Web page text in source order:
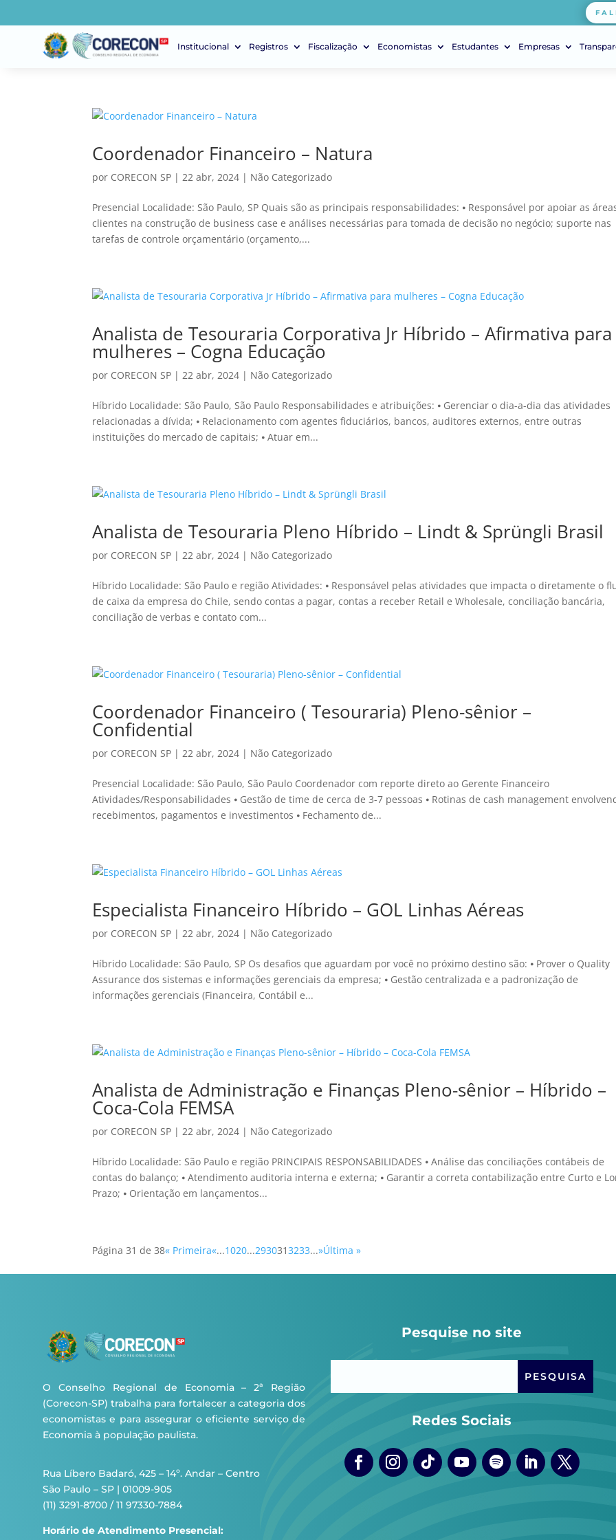
Institucional Registros Fiscalização Economistas Estudantes Empresas
Coordenador Financeiro – Natura
por CORECON SP |22 abr, 2024 | Não Categorizado
Presencial Localidade: São Paulo, SP Quais são as principais responsabilidades: ⦁ Responsável por apoiar as
clientes na construção de business case e análises necessárias para tomada de decisão no negócio; suporte nas
tarefas de controle orçamentário (orçamento,...
Analista de Tesouraria Corporativa Jr Híbrido – Afirmativa para
mulheres – Cogna Educação
por CORECON SP |22 abr, 2024 | Não Categorizado
Híbrido Localidade: São Paulo, São Paulo Responsabilidades e atribuições: ⦁ Gerenciar o dia-a-dia das atividades
relacionadas a dívida; ⦁ Relacionamento com agentes fiduciários, bancos, auditores externos, entre outras
instituições do mercado de capitais; ⦁ Atuar em...
Analista de Tesouraria Pleno Híbrido – Lindt & Sprüngli Brasil
por CORECON SP |22 abr, 2024 | Não Categorizado
Híbrido Localidade: São Paulo e região Atividades: ⦁ Responsável pelas atividades que impacta o diretamente o
de caixa da empresa do Chile, sendo contas a pagar, contas a receber Retail e Wholesale, conciliação bancária,
conciliação de verbas e contato com...
Coordenador Financeiro ( Tesouraria) Pleno-sênior –
Confidential
por CORECON SP |22 abr, 2024 | Não Categorizado
Presencial Localidade: São Paulo, São Paulo Coordenador com reporte direto ao Gerente Financeiro
Atividades/Responsabilidades ⦁ Gestão de time de cerca de 3-7 pessoas ⦁ Rotinas de cash management
recebimentos, pagamentos e investimentos ⦁ Fechamento de...
Especialista Financeiro Híbrido – GOL Linhas Aéreas
por CORECON SP |22 abr, 2024 | Não Categorizado
Híbrido Localidade: São Paulo, SP Os desafios que aguardam por você no próximo destino são: ⦁ Prover o Quality
Assurance dos sistemas e informações gerenciais da empresa; ⦁ Gestão centralizada e a padronização de
informações gerenciais (Financeira, Contábil e...
Analista de Administração e Finanças Pleno-sênior – Híbrido –
Coca-Cola FEMSA
por CORECON SP |22 abr, 2024 | Não Categorizado
Híbrido Localidade: São Paulo e região PRINCIPAIS RESPONSABILIDADES ⦁ Análise das conciliações contábeis de
contas do balanço; ⦁ Atendimento auditoria interna e externa; ⦁ Garantir a correta contabilização entre Curto e
Prazo; ⦁ Orientação em lançamentos...
Página 31 de 38« Primeira«...1020...2930313233...»Última »
O Conselho Regional de Economia – 2ª Região
(Corecon-SP) trabalha para fortalecer a categoria dos
economistas e para assegurar o eficiente serviço de
Economia à população paulista.
Rua Líbero Badaró, 425 – 14º. Andar – Centro
São Paulo – SP | 01009-905
(11) 3291-8700 / 11 97330-7884
Horário de Atendimento Presencial:
Pesquise no site
Redes Sociais